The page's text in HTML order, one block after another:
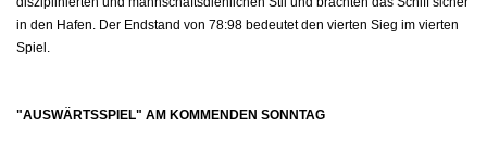
in den Hafen. Der Endstand von 78:98 bedeutet den vierten Sieg im vierten
Spiel.
"AUSWÄRTSSPIEL" AM KOMMENDEN SONNTAG